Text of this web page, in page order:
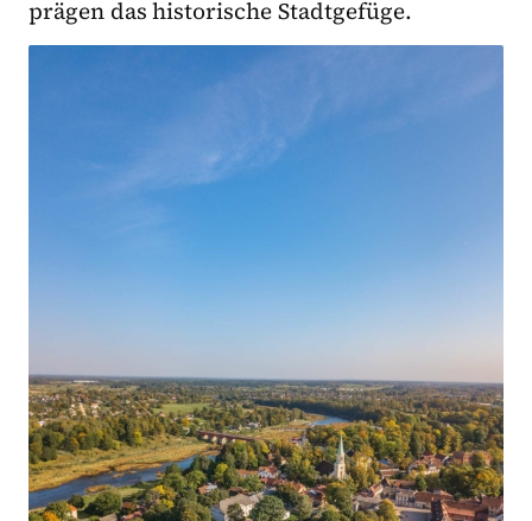
prägen das historische Stadtgefüge.